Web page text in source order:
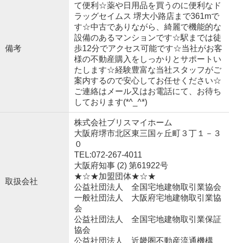
備考
て便利☆薬や日用品を買うのに便利なド
ラッグセイムス 堺大小路店まで361mで
す☆中古でありながら、綺麗で機能的な
設備のあるマンションです☆駅までは徒
歩12分でアクセス可能です☆当社がお客
様の不動産購入をしっかりとサポートい
たします☆経験豊富な当社スタッフがご
案内するので安心してお任せください☆
ご連絡はメール又はお電話にて、お待ち
しております(*^_^*)
取扱会社
株式会社ブリスマイホーム
大阪府堺市北区東三国ヶ丘町３丁１－３
０
TEL:072-267-4011
大阪府知事 (2) 第61922号
★☆★加盟団体★☆★
公益社団法人 全国宅地建物取引業協会
一般社団法人 大阪府宅地建物取引業協
会
公益社団法人 全国宅地建物取引業保証
協会
公益社団法人 近畿圏不動産流通機構